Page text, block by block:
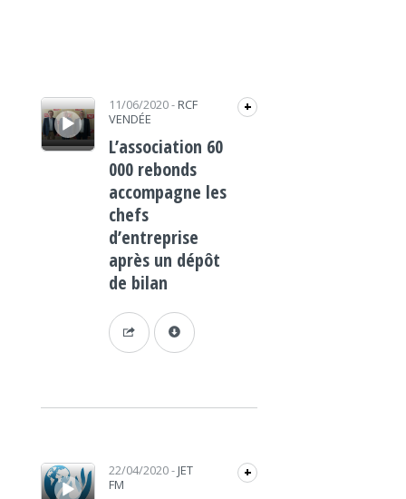
Lecteur audio 11/06/2020- RCF
VENDÉE
+
L’association 60
000 rebonds
accompagne les
chefs
d’entreprise
après un dépôt
de bilan
Lecteur audio 22/04/2020- JET
FM
+